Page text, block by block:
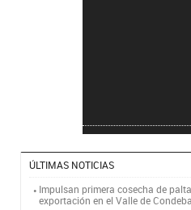
ÚLTIMAS NOTICIAS
Impulsan primera cosecha de
exportación en el Valle de